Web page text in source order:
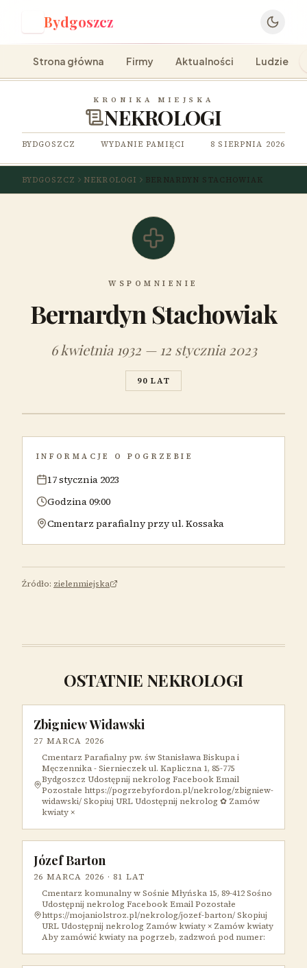
Bydgoszcz
Strona główna Firmy Aktualności Ludzie
KRONIKA MIEJSKA
NEKROLOGI
BYDGOSZCZ WYDANIE PAMIĘCI 8 SIERPNIA 2026
BYDGOSZCZ NEKROLOGI BERNARDYN STACHOWIAK
WSPOMNIENIE
Bernardyn Stachowiak
6 kwietnia 1932 — 12 stycznia 2023
90 LAT
INFORMACJE O POGRZEBIE
17 stycznia 2023
Godzina 09:00
Cmentarz parafialny przy ul. Kossaka
Źródło: zielenmiejska
OSTATNIE NEKROLOGI
Zbigniew Widawski
27 MARCA 2026
Cmentarz Parafialny pw. św Stanisława Biskupa i
Męczennika - Siernieczek ul. Kapliczna 1, 85-775
Bydgoszcz Udostępnij nekrolog Facebook Email
Pozostałe https://pogrzebyfordon.pl/nekrolog/zbigniew-
widawski/ Skopiuj URL Udostępnij nekrolog ✿ Zamów
kwiaty ×
Józef Barton
26 MARCA 2026 · 81 LAT
Cmentarz komunalny w Sośnie Młyńska 15, 89-412 Sośno
Udostępnij nekrolog Facebook Email Pozostałe
https://mojaniolstroz.pl/nekrolog/jozef-barton/ Skopiuj
URL Udostępnij nekrolog Zamów kwiaty × Zamów kwiaty
Aby zamówić kwiaty na pogrzeb, zadzwoń pod numer: